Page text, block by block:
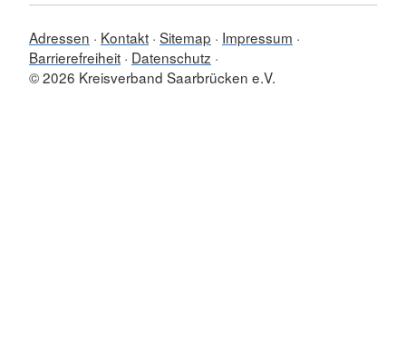
Adressen Kontakt Sitemap
Impressum
Barrierefreiheit Datenschutz
© 2026 Kreisverband Saarbrücken e.V.